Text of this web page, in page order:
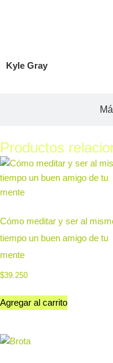
Kyle Gray
Productos
Cómo meditar y ser al
tiempo un buen amigo de tu
mente
$39.250
Agregar al carrito